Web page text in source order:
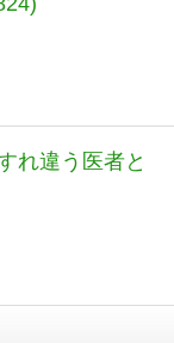
れ違う医者と